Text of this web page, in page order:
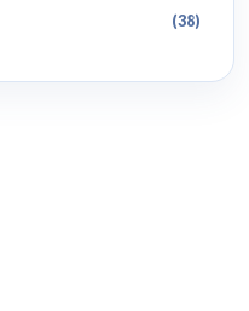
(38)